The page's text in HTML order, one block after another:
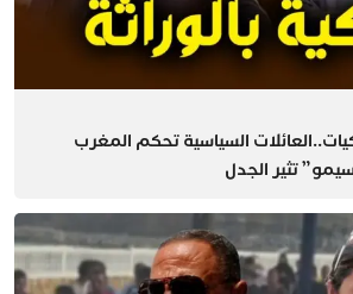
السياسية تحكم المغرب
تثير الجدل